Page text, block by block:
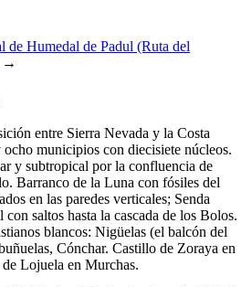
de Humedal de Padul (Ruta del
→
entre Sierra Nevada y la Costa
municipios con diecisiete núcleos.
y subtropical por la confluencia de
Barranco de la Luna con fósiles del
en las paredes verticales; Senda
saltos hasta la cascada de los Bolos.
blancos: Nigüelas (el balcón del
Cónchar. Castillo de Zoraya en
Lojuela en Murchas.